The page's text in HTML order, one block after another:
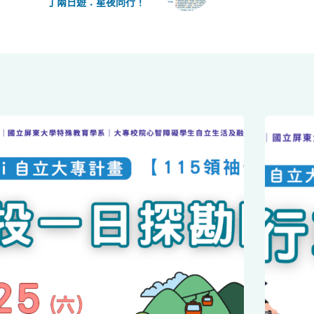
丁兩日遊：星夜同行！